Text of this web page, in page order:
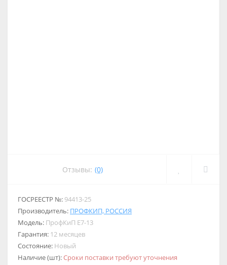
Отзывы: (0)
ГОСРЕЕСТР №: 94413-25
Производитель: ПРОФКИП, РОССИЯ
Модель: ПрофКиП Е7-13
Гарантия: 12 месяцев
Состояние: Новый
Наличие (шт):Сроки поставки требуют уточнения